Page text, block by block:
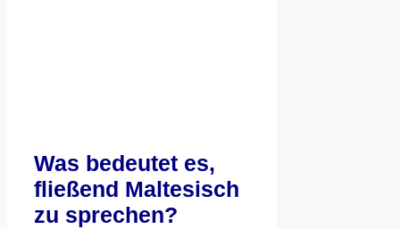
Was bedeutet es,
fließend Maltesisch
zu sprechen?